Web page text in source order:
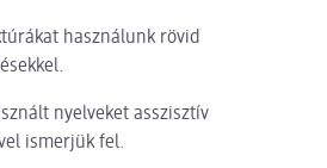
használunk rövid
nyelveket asszisztív
ismerjük fel.